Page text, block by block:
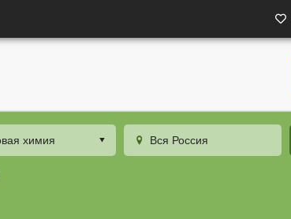
химия Вся Россия